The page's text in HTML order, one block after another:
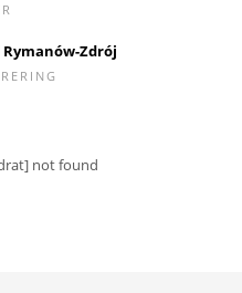
Zdrój
not found